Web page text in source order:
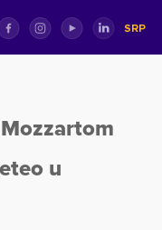
SRP
u